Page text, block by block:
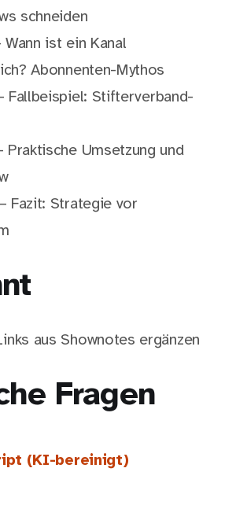
schneiden
ist ein Kanal
Abonnenten-Mythos
Fallbeispiel: Stifterverband-
Praktische Umsetzung und
Fazit: Strategie vor
aus Shownotes ergänzen
Fragen
(KI-bereinigt)